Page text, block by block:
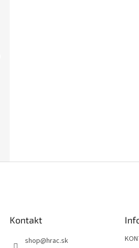
Kontakt
shop@hrac.sk